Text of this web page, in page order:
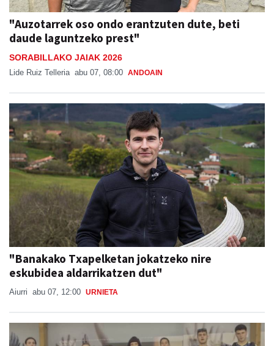
"Auzotarrek oso ondo erantzuten dute, beti
daude laguntzeko prest"
SORABILLAKO JAIAK 2026
Lide Ruiz Telleria abu 07, 08:00 ANDOAIN
"Banakako Txapelketan jokatzeko nire
eskubidea aldarrikatzen dut"
Aiurri abu 07, 12:00 URNIETA